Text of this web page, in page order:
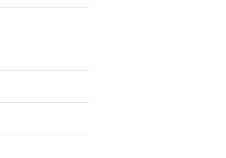
in der Ihr alle
So kannst du es
Uns einfach
desto
den Konfigurator.
Kreativität freien Lauf
Informationen,
Zusätzlich bieten wir
abgeschlossen
WhatsApp